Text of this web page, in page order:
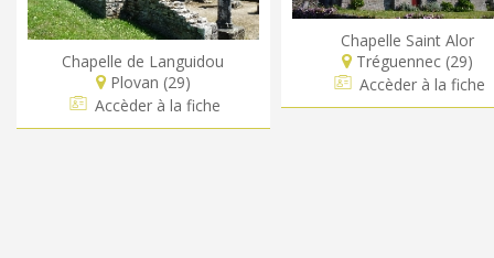
Chapelle de Languidou
Plovan (29)
Accèder à la fiche
Chapelle Saint Alor
Tréguennec (29)
Accèder à la fiche